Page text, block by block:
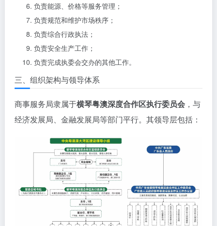
负责能源、价格等服务管理；
负责规范和维护市场秩序；
负责综合行政执法；
负责安全生产工作；
负责完成执委会交办的其他工作。
三、组织架构与领导体系
商事服务局隶属于横琴粤澳深度合作区执行委员会 ，与
经济发展局、金融发展局等部门平行。其领导层包括：